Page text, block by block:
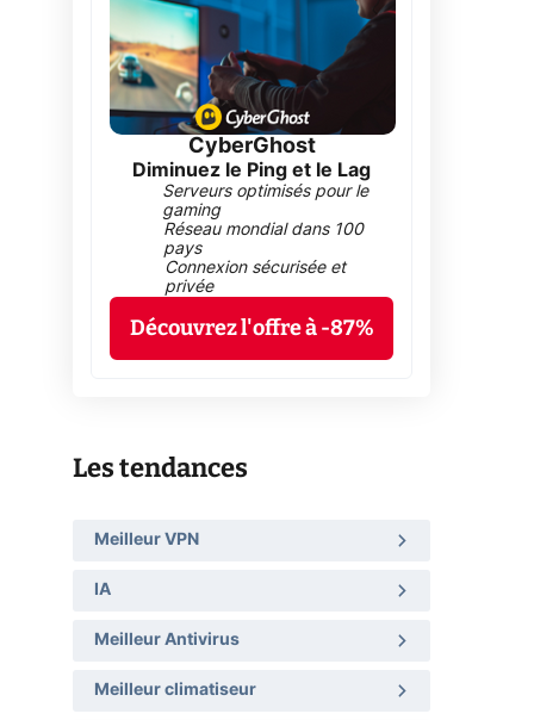
CyberGhost
Diminuez le Ping et le Lag
Serveurs optimisés pour le
gaming
Réseau mondial dans 100
pays
Connexion sécurisée et
privée
Découvrez l'offre à -87%
Les tendances
Meilleur VPN
IA
Meilleur Antivirus
Meilleur climatiseur